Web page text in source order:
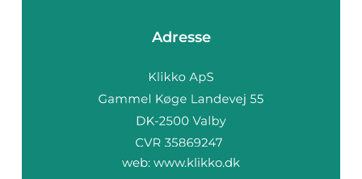
Adresse
web: www.klikko.dk